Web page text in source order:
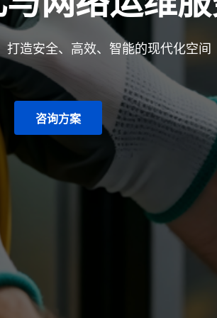
打造安全、高效、智能的现代化空间
咨询方案